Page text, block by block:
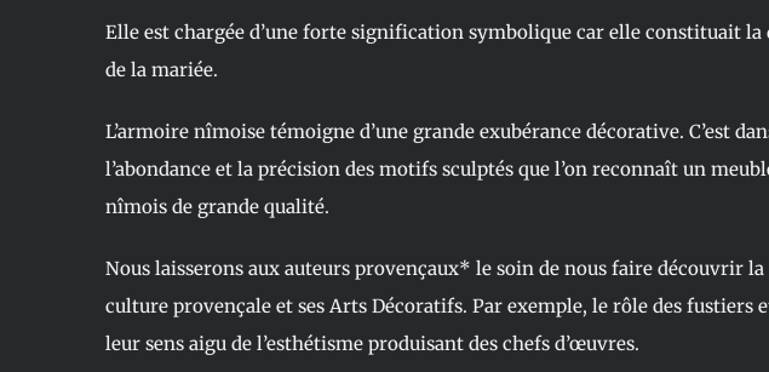
Elle est chargée d’une forte signification symbolique car elle constituait la
de la mariée.
L’armoire nîmoise témoigne d’une grande exubérance décorative. C’est
l’abondance et la précision des motifs sculptés que l’on reconnaît un
nîmois de grande qualité.
Nous laisserons aux auteurs provençaux* le soin de nous faire découvrir la
culture provençale et ses Arts Décoratifs. Par exemple, le rôle des fustiers
leur sens aigu de l’esthétisme produisant des chefs d’œuvres.